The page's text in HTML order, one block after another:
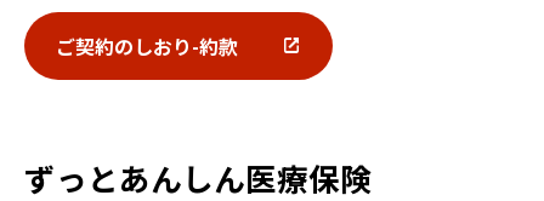
ご契約のしおり-約款
ずっとあんしん医療保険